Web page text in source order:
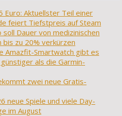
Euro: Aktuellster Teil einer
feiert Tiefstpreis auf Steam
soll Dauer von medizinischen
bis zu 20% verkürzen
Amazfit-Smartwatch gibt es
als die Garmin-
zwei neue Gratis-
neue Spiele und viele Day-
im August